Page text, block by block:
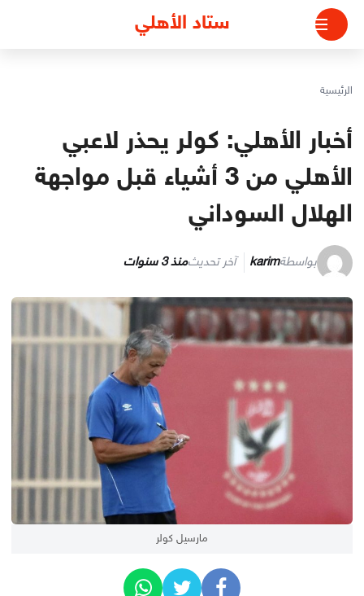
التجاوز
المحتوى
ستاد الأهلي
الرئيسية
أخبار الأهلي: كولر يحذر لاعبي
الأهلي من 3 أشياء قبل مواجهة
الهلال السوداني
بواسطةkarim آخر تحديثمنذ 3 سنوات
مارسيل كولر